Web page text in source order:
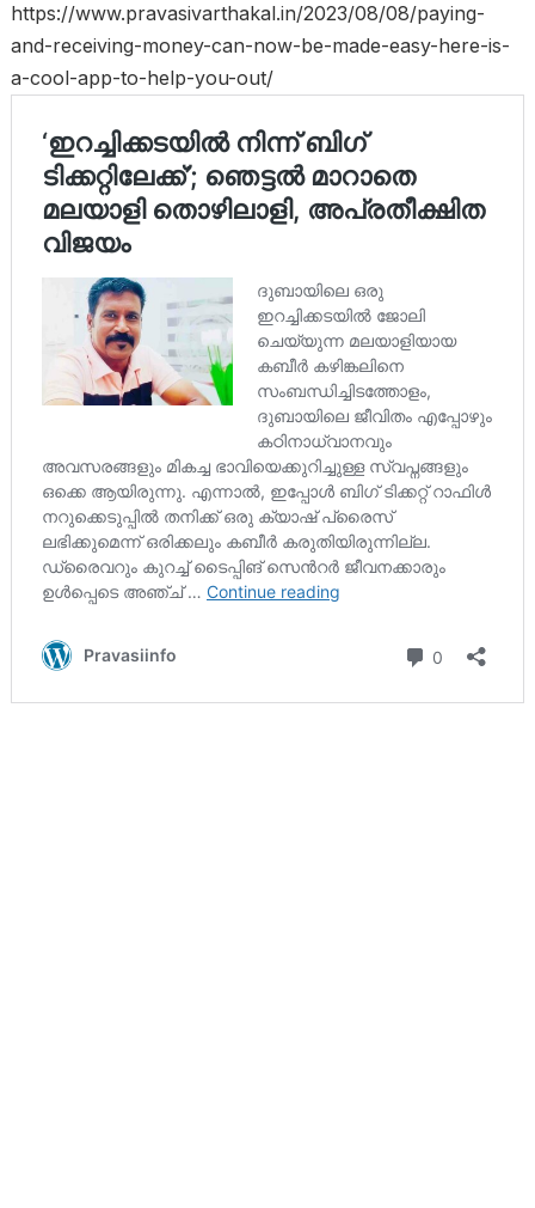
https://www.pravasivarthakal.in/2023/08/08/paying-
and-receiving-money-can-now-be-made-easy-here-is-
a-cool-app-to-help-you-out/